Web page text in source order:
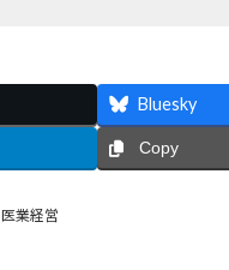
Bluesky
Copy
医業経営